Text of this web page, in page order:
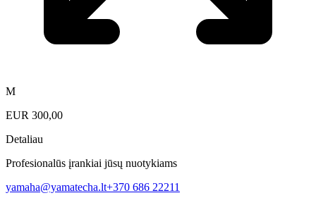
M
EUR 300,00
Detaliau
Profesionalūs įrankiai jūsų nuotykiams
yamaha@yamatecha.lt+370 686 22211